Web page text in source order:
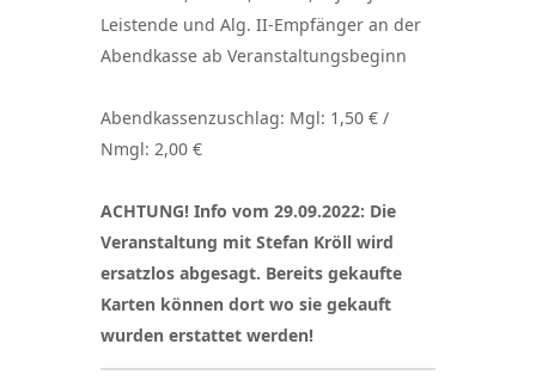
Leistende und Alg. II-Empfänger an der
Abendkasse ab Veranstaltungsbeginn
Abendkassenzuschlag: Mgl: 1,50 € /
Nmgl: 2,00 €
ACHTUNG! Info vom 29.09.2022: Die
Veranstaltung mit Stefan Kröll wird
ersatzlos abgesagt. Bereits gekaufte
Karten können dort wo sie gekauft
wurden erstattet werden!